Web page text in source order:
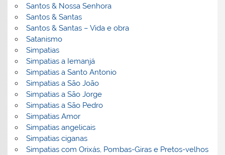
Santos & Nossa Senhora
Santos & Santas
Santos & Santas – Vida e obra
Satanismo
Simpatias
Simpatias a Iemanjá
Simpatias a Santo Antonio
Simpatias a São João
Simpatias a São Jorge
Simpatias a São Pedro
Simpatias Amor
Simpatias angelicais
Simpatias ciganas
Simpatias com Orixás, Pombas-Giras e Pretos-velhos